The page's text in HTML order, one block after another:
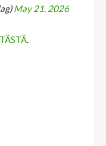
May 21, 2026
TÄSTÄ.